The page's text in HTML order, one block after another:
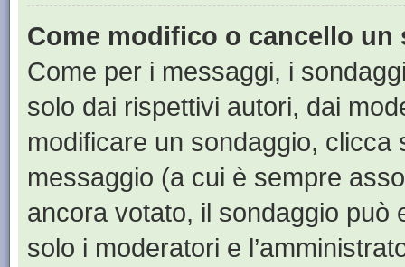
Come modifico o cancello un
Come per i messaggi, i
solo dai rispettivi autori, dai
modificare un sondaggio,
messaggio (a cui è sempre
ancora votato, il sondaggio può
solo i moderatori e